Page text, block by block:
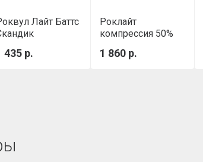
Лайт Баттс
уп
435 р.
Роклайт
компрессия 50%
0.432 м3/уп)
1 860 р.